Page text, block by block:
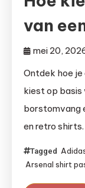
van
mei 20,
Ontdek hoe je
kiest op basis
borstomvang
en retro shirts.
Tagged
Arsenal shirt